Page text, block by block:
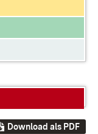
Download als PDF